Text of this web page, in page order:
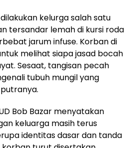
kelurga salah satu
tersandar lemah di kursi roda
jarum infuse. Korban di
melihat siapa jasad bocah
Sesaat, tangisan pecah
tubuh mungil yang
Bob Bazar menyatakan
keluarga masih terus
identitas dasar dan tanda